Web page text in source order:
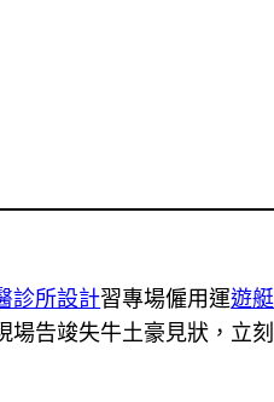
診所設計習專場僱用運遊
告竣失牛土豪見狀，立